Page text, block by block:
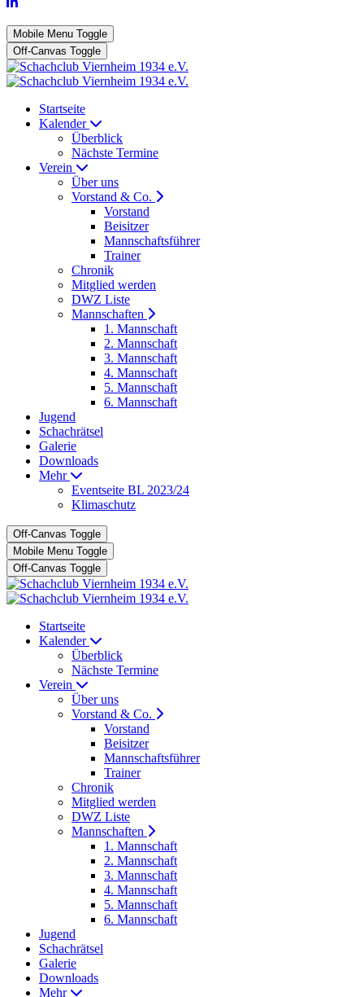
Mobile Menu Toggle
Off-Canvas Toggle
Startseite
Kalender
Überblick
Nächste Termine
Verein
Über uns
Vorstand & Co.
Vorstand
Beisitzer
Mannschaftsführer
Trainer
Chronik
Mitglied werden
DWZ Liste
Mannschaften
1. Mannschaft
2. Mannschaft
3. Mannschaft
4. Mannschaft
5. Mannschaft
6. Mannschaft
Jugend
Schachrätsel
Galerie
Downloads
Mehr
Eventseite BL 2023/24
Klimaschutz
Off-Canvas Toggle
Mobile Menu Toggle
Off-Canvas Toggle
Startseite
Kalender
Überblick
Nächste Termine
Verein
Über uns
Vorstand & Co.
Vorstand
Beisitzer
Mannschaftsführer
Trainer
Chronik
Mitglied werden
DWZ Liste
Mannschaften
1. Mannschaft
2. Mannschaft
3. Mannschaft
4. Mannschaft
5. Mannschaft
6. Mannschaft
Jugend
Schachrätsel
Galerie
Downloads
Mehr